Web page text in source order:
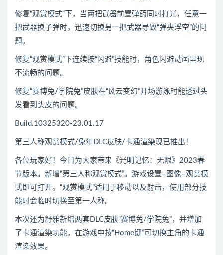
修复“观赏模式”下，当两把武器前置弹药同时打光，任意一
把武器换子弹时，迅速切换另一把武器导致“弹夹浮空”的问
题。
修复“观赏模式”下连续按“闪避”技能时，角色闪避动画呈现
不流畅的问题。
修复“赛博兔/学院兔”皮肤在“风云变幻”开场游泳时能透过头
发看到头皮的问题。
Build.10325320-23.01.17
第三人称观赏模式/兔年DLC皮肤/卡通渲染现已推出！
各位玩家好！今日为大家带来《光明记忆：无限》2023春
节版本。新增“第三人称观赏模式”。游戏设置–图像–观赏模
式即可打开。“观赏模式”适用于移动以及射击，使用部分技
能时会临时切换至第一人称。
本次还为舒雅新增两套DLC皮肤“赛博兔/学院兔”，并增加
了卡通渲染功能，在游戏中按“Home键”可切换主角的卡通
渲染效果。